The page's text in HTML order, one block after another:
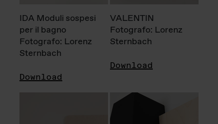
IDA Moduli sospesi
per il bagno
Fotografo: Lorenz
Sternbach
Download
VALENTIN
Fotografo: Lorenz
Sternbach
Download